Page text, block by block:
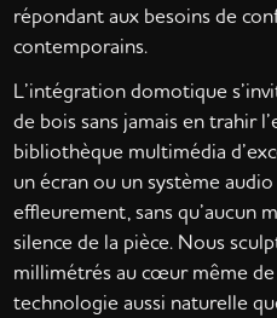
répondant aux besoins de
contemporains.
L’intégration domotique
de bois sans jamais en trahir
bibliothèque multimédia
un écran ou un système
effleurement, sans qu’aucun
silence de la pièce. Nous
millimétrés au cœur même
technologie aussi naturelle